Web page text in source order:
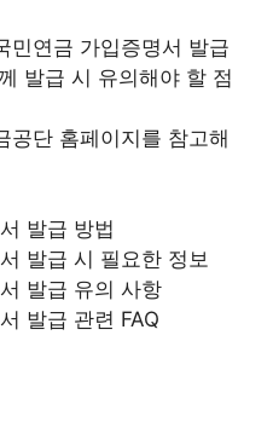
민연금 가입증명서 발급
발급 시 유의해야 할 점
공단 홈페이지를 참고해
발급 방법
발급 시 필요한 정보
발급 유의 사항
발급 관련 FAQ